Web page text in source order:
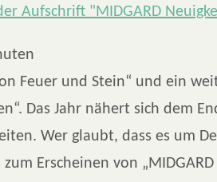
Feuer und Stein“ und ein
Das Jahr nähert sich dem
Wer glaubt, dass es um
Erscheinen von